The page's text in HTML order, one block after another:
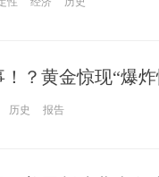
？黄金惊现“爆
高
历史 报告